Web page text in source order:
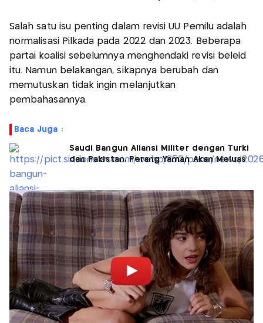
Salah satu isu penting dalam revisi UU Pemilu adalah
normalisasi Pilkada pada 2022 dan 2023. Beberapa
partai koalisi sebelumnya menghendaki revisi beleid
itu. Namun belakangan, sikapnya berubah dan
memutuskan tidak ingin melanjutkan
pembahasannya.
Baca Juga :
Saudi Bangun Aliansi Militer dengan Turki
dan Pakistan, Perang Yaman Akan Meluas